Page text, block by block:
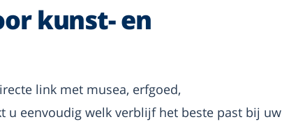
kunst- en
link met musea, erfgoed,
u eenvoudig welk verblijf het beste past bij uw